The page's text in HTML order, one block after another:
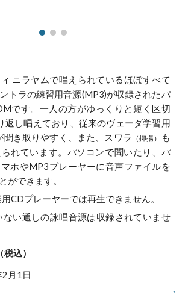
ニラヤムで唱えられているほぼすべて
トラの練習用音源(MP3)が収録されたパ
です。一人の方がゆっくりと短く区切
返し唱えており、従来のヴェーダ学習用
聞き取りやすく、また、スワラ （抑揚）
も
れています。パソコンで聞いたり、パ
ホやMP3プレーヤーに音声ファイルを
ができます。
CDプレーヤーでは再生できません。
ない通しの詠唱音源は収録されていませ
込）
月1日